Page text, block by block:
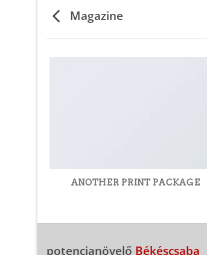
Magazine
ANOTHER PRINT PACKAGE
potencianövelő Békéscsaba